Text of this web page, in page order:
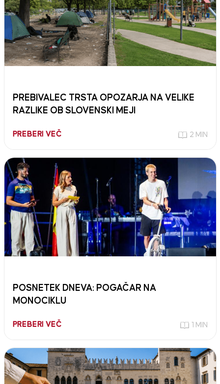
PREBIVALEC TRSTA OPOZARJA NA VELIKE
RAZLIKE OB SLOVENSKI MEJI
PREBERI VEČ 2 MIN
POSNETEK DNEVA: POGAČAR NA
MONOCIKLU
PREBERI VEČ 1 MIN